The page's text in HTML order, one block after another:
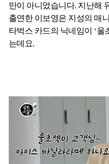
만이 아니었습니다. 지난해
출연한 이보영은 지성의 매
타벅스 카드의 닉네임이 ‘울
는데요.